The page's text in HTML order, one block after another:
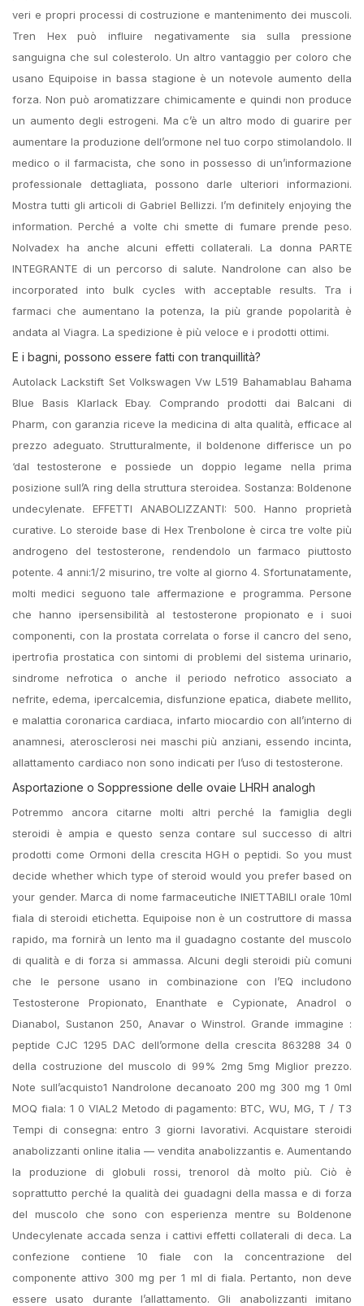
veri e propri processi di costruzione e mantenimento dei muscoli.
Tren Hex può influire negativamente sia sulla pressione
sanguigna che sul colesterolo. Un altro vantaggio per coloro che
usano Equipoise in bassa stagione è un notevole aumento della
forza. Non può aromatizzare chimicamente e quindi non produce
un aumento degli estrogeni. Ma c’è un altro modo di guarire per
aumentare la produzione dell’ormone nel tuo corpo stimolandolo. Il
medico o il farmacista, che sono in possesso di un’informazione
professionale dettagliata, possono darle ulteriori informazioni.
Mostra tutti gli articoli di Gabriel Bellizzi. I’m definitely enjoying the
information. Perché a volte chi smette di fumare prende peso.
Nolvadex ha anche alcuni effetti collaterali. La donna PARTE
INTEGRANTE di un percorso di salute. Nandrolone can also be
incorporated into bulk cycles with acceptable results. Tra i
farmaci che aumentano la potenza, la più grande popolarità è
andata al Viagra. La spedizione è più veloce e i prodotti ottimi.
E i bagni, possono essere fatti con tranquillità?
Autolack Lackstift Set Volkswagen Vw L519 Bahamablau Bahama
Blue Basis Klarlack Ebay. Comprando prodotti dai Balcani di
Pharm, con garanzia riceve la medicina di alta qualità, efficace al
prezzo adeguato. Strutturalmente, il boldenone differisce un po
‘dal testosterone e possiede un doppio legame nella prima
posizione sull’A ring della struttura steroidea. Sostanza: Boldenone
undecylenate. EFFETTI ANABOLIZZANTI: 500. Hanno proprietà
curative. Lo steroide base di Hex Trenbolone è circa tre volte più
androgeno del testosterone, rendendolo un farmaco piuttosto
potente. 4 anni:1/2 misurino, tre volte al giorno 4. Sfortunatamente,
molti medici seguono tale affermazione e programma. Persone
che hanno ipersensibilità al testosterone propionato e i suoi
componenti, con la prostata correlata o forse il cancro del seno,
ipertrofia prostatica con sintomi di problemi del sistema urinario,
sindrome nefrotica o anche il periodo nefrotico associato a
nefrite, edema, ipercalcemia, disfunzione epatica, diabete mellito,
e malattia coronarica cardiaca, infarto miocardio con all’interno di
anamnesi, aterosclerosi nei maschi più anziani, essendo incinta,
allattamento cardiaco non sono indicati per l’uso di testosterone.
Asportazione o Soppressione delle ovaie LHRH analogh
Potremmo ancora citarne molti altri perché la famiglia degli
steroidi è ampia e questo senza contare sul successo di altri
prodotti come Ormoni della crescita HGH o peptidi. So you must
decide whether which type of steroid would you prefer based on
your gender. Marca di nome farmaceutiche INIETTABILI orale 10ml
fiala di steroidi etichetta. Equipoise non è un costruttore di massa
rapido, ma fornirà un lento ma il guadagno costante del muscolo
di qualità e di forza si ammassa. Alcuni degli steroidi più comuni
che le persone usano in combinazione con l’EQ includono
Testosterone Propionato, Enanthate e Cypionate, Anadrol o
Dianabol, Sustanon 250, Anavar o Winstrol. Grande immagine :
peptide CJC 1295 DAC dell’ormone della crescita 863288 34 0
della costruzione del muscolo di 99% 2mg 5mg Miglior prezzo.
Note sull’acquisto1 Nandrolone decanoato 200 mg 300 mg 1 0ml
MOQ fiala: 1 0 VIAL2 Metodo di pagamento: BTC, WU, MG, T / T3
Tempi di consegna: entro 3 giorni lavorativi. Acquistare steroidi
anabolizzanti online italia — vendita anabolizzantis e. Aumentando
la produzione di globuli rossi, trenorol dà molto più. Ciò è
soprattutto perché la qualità dei guadagni della massa e di forza
del muscolo che sono con esperienza mentre su Boldenone
Undecylenate accada senza i cattivi effetti collaterali di deca. La
confezione contiene 10 fiale con la concentrazione del
componente attivo 300 mg per 1 ml di fiala. Pertanto, non deve
essere usato durante l’allattamento. Gli anabolizzanti imitano